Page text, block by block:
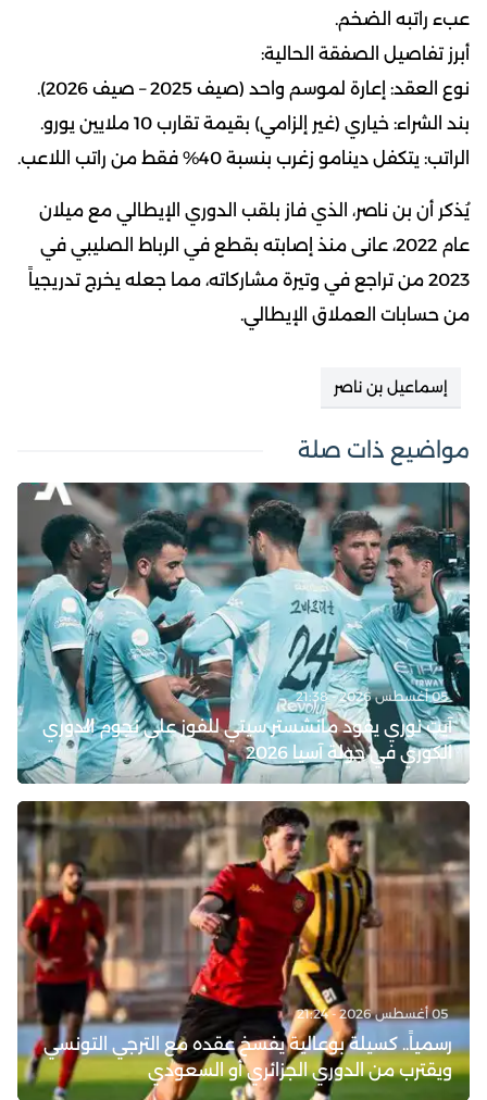
عبء راتبه الضخم.
أبرز تفاصيل الصفقة الحالية:
نوع العقد: إعارة لموسم واحد (صيف 2025 – صيف 2026).
بند الشراء: خياري (غير إلزامي) بقيمة تقارب 10 ملايين يورو.
الراتب: يتكفل دينامو زغرب بنسبة 40% فقط من راتب اللاعب.
يُذكر أن بن ناصر، الذي فاز بلقب الدوري الإيطالي مع ميلان
عام 2022، عانى منذ إصابته بقطع في الرباط الصليبي في
2023 من تراجع في وتيرة مشاركاته، مما جعله يخرج تدريجياً
من حسابات العملاق الإيطالي.
إسماعيل بن ناصر
مواضيع ذات صلة
05 أغسطس 2026 - 21:38
آيت نوري يقود مانشستر سيتي للفوز على نجوم الدوري
الكوري في جولة آسيا 2026
05 أغسطس 2026 - 21:24
رسمياً.. كسيلة بوعالية يفسخ عقده مع الترجي التونسي
ويقترب من الدوري الجزائري أو السعودي